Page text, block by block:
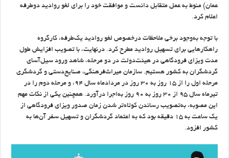
عمان) منوط به عمل متقابل دانست و موافقت خود را برای لغو روادید دوطرفه
اعلام کرد.
با توجه به‌وجود برخی ملاحظات درخصوص لغو روادید یک‌طرفه، کارگروه
راهکارهایی برای تسهیل روادید مطرح کرد. درنهایت، با تصویب افزایش طول
مدت ویزای فرودگاهی در هیئت‌دولت در دو مرحله، شاهد ورود سیل‌آسای
گردشگران به کشور هستیم. سازمان میراث‌فرهنگی، صنایع‌دستی و گردشگری
مرحله اول را از ۱۵ روز به ۳۰ روز در مردادماه سال ۹۴، و مرحله دوم را در
تیرماه سال ۹۵ از ۳۰ روز به ۹۰ روز به‌اجرا درآورد. همچنین یکی از نکات مهم
این مصوبه، به‌تصویب رساندن کوتاه‌تر شدن زمان صدور ویزای فرودگاهی از
یک ساعت به ۱۵ دقیقه بود که به اعتماد گردشگران و تسهیل سفر آن‌ها به
کشور افزود.